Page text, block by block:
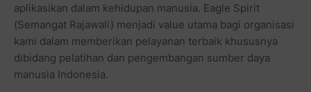
aplikasikan dalam kehidupan manusia. Eagle Spirit
(Semangat Rajawali) menjadi value utama bagi organisasi
kami dalam memberikan pelayanan terbaik khususnya
dibidang pelatihan dan pengembangan sumber daya
manusia Indonesia.